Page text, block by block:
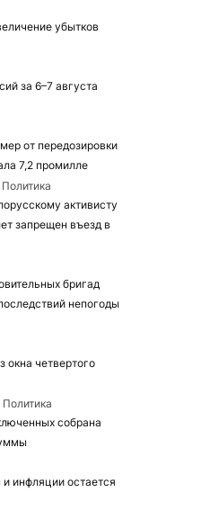
убытков
за 6–7 августа
от передозировки
7,2 промилле
активисту
запрещен въезд в
бригад
непогоды
окна четвертого
собрана
инфляции остается